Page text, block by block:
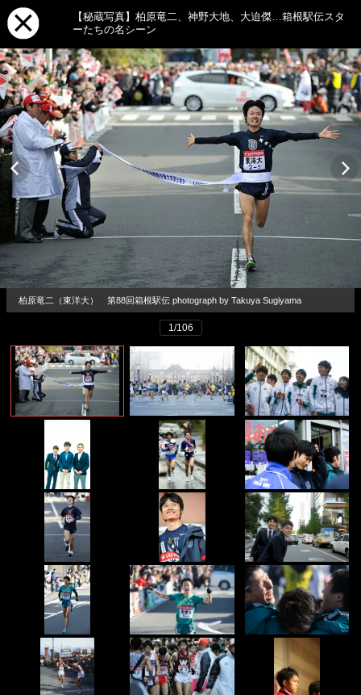
【秘蔵写真】柏原竜二、神野大地、大迫傑…箱根駅伝スタ
ーたちの名シーン
柏原竜二（東洋大） 第88回箱根駅伝 photograph by Takuya Sugiyama
1/106